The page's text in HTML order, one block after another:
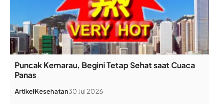
Puncak Kemarau, Begini Tetap Sehat saat Cuaca
Panas
ArtikelKesehatan30 Jul 2026